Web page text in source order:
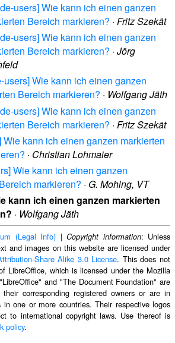
users] Wie kann ich einen ganzen
Bereich markieren? · Fritz Szekät
users] Wie kann ich einen ganzen
Bereich markieren? · Jörg
users] Wie kann ich einen ganzen
Bereich markieren? · Wolfgang Jäth
users] Wie kann ich einen ganzen
Bereich markieren? · Fritz Szekät
Wie kann ich einen ganzen markierten
· Christian Lohmaier
Wie kann ich einen ganzen
markieren? · G. Mohing, VT
kann ich einen ganzen markierten
· Wolfgang Jäth
(Legal Info) |Copyright information: Unless
and images on this website are licensed under
Share Alike 3.0 License. This does not
LibreOffice, which is licensed under the Mozilla
and "The Document Foundation" are
corresponding registered owners or are in
in one or more countries. Their respective logos
to international copyright laws. Use thereof is
policy.